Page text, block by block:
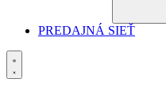
PREDAJNÁ SIEŤ